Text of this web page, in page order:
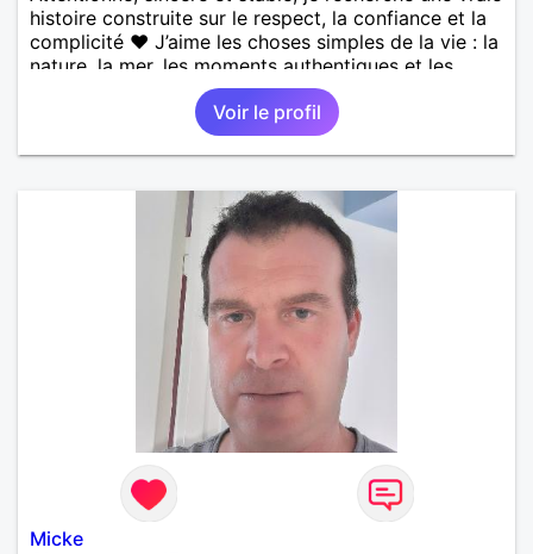
histoire construite sur le respect, la confiance et la
complicité ❤️ J’aime les choses simples de la vie : la
nature, la mer, les moments authentiques et les
personnes au grand cœur 🌊🌿 Très câlin et
affectueux, j’adore les petits moments de tendresse
et les calinous réguliers 😊❤️ La solitude finit parfois
par peser, alors si tu es en Nouvelle-Calédonie et
temps de discuter… et laissons l’avenir nous guider
Voir le profil
Micke